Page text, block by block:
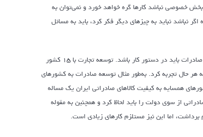
بخش خصوصی نباشد کارها گره خواهد خورد و نمی‌توان به
نباشد نباید به چیزهای دیگر فکر کرد، باید به مسائل
به‌طور مثال یک بررسی کامل از بازارهای صادراتی مستعد و قابل اعتنا و پایدار در کشورهای هدف صادرات باید در دستور کار باشد. توسعه تجارت با ۱۵ کشور
هر حال تجربه کرد. به‌طور مثال توسعه صادرات به کشورهای
همسایه به کیفیت کالاهای صادراتی ایران یک مساله
از سوی دولت را باید لحاظ کرد و همچنین به مقوله